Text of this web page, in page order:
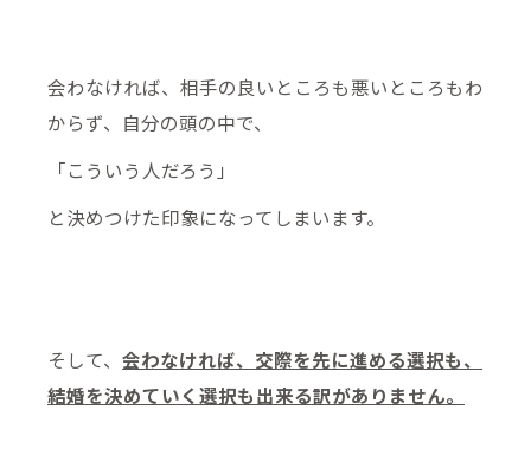
会わなければ、相手の良いところも悪いところもわ
からず、自分の頭の中で、
「こういう人だろう」
と決めつけた印象になってしまいます。
そして、 会わなければ、交際を先に進める選択も、
結婚を決めていく選択も出来る訳がありません。